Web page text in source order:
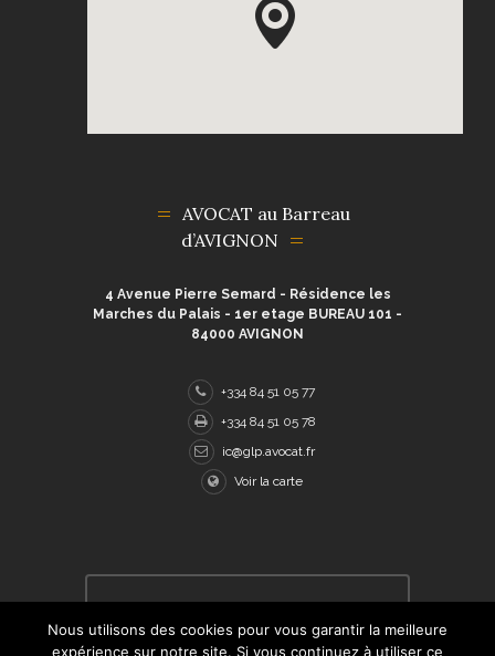
AVOCAT au Barreau
d’AVIGNON
4 Avenue Pierre Semard - Résidence les
Marches du Palais - 1er etage BUREAU 101 -
84000 AVIGNON
+334 84 51 05 77
+334 84 51 05 78
ic@glp.avocat.fr
Voir la carte
Avocate pénaliste et droits de la famille à
Avignon. Adaptation Wordpress par l'agence
Nous utilisons des cookies pour vous garantir la meilleure
expérience sur notre site. Si vous continuez à utiliser ce